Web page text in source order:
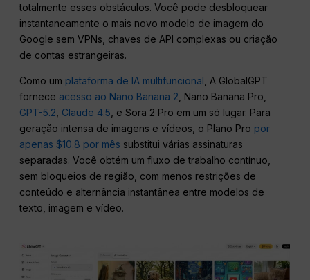
totalmente esses obstáculos. Você pode desbloquear
instantaneamente o mais novo modelo de imagem do
Google sem VPNs, chaves de API complexas ou criação
de contas estrangeiras.
Como um plataforma de IA multifuncional , A GlobalGPT
fornece acesso ao Nano Banana 2 , Nano Banana Pro,
GPT-5.2 Claude 4.5 , e Sora 2 Pro em um só lugar. Para
geração intensa de imagens e vídeos, o Plano Pro por
apenas $10.8 por mês substitui várias assinaturas
separadas. Você obtém um fluxo de trabalho contínuo,
sem bloqueios de região, com menos restrições de
conteúdo e alternância instantânea entre modelos de
texto, imagem e vídeo.